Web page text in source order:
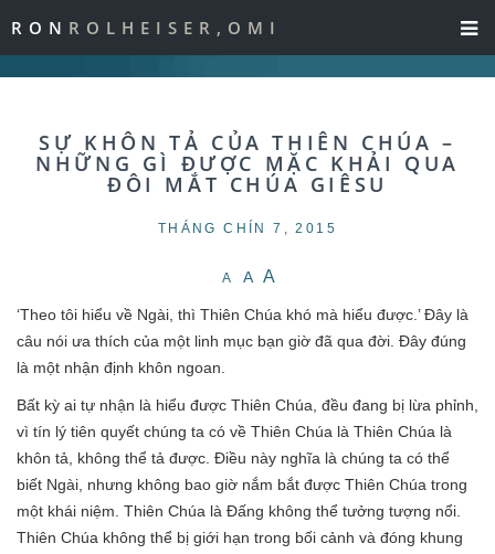
RON ROLHEISER,OMI
SỰ KHÔN TẢ CỦA THIÊN CHÚA –
NHỮNG GÌ ĐƯỢC MẶC KHẢI QUA
ĐÔI MẮT CHÚA GIÊSU
THÁNG CHÍN 7, 2015
A A A
‘Theo tôi hiểu về Ngài, thì Thiên Chúa khó mà hiểu được.’ Đây là
câu nói ưa thích của một linh mục bạn giờ đã qua đời. Đây đúng
là một nhận định khôn ngoan.
Bất kỳ ai tự nhận là hiểu được Thiên Chúa, đều đang bị lừa phỉnh,
vì tín lý tiên quyết chúng ta có về Thiên Chúa là Thiên Chúa là
khôn tả, không thể tả được. Điều này nghĩa là chúng ta có thể
biết Ngài, nhưng không bao giờ nắm bắt được Thiên Chúa trong
một khái niệm. Thiên Chúa là Đấng không thể tưởng tượng nổi.
Thiên Chúa không thể bị giới hạn trong bối cảnh và đóng khung